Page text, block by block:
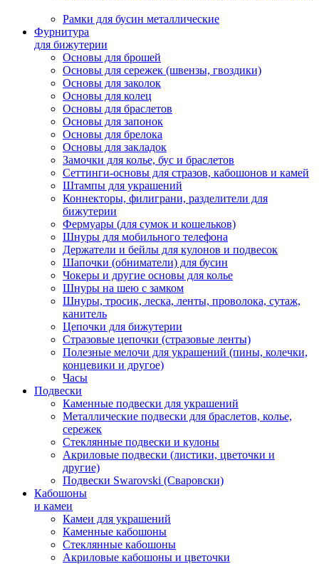
Рамки для бусин металлические
Фурнитура
для бижутерии
Основы для брошей
Основы для сережек (швензы, гвоздики)
Основы для заколок
Основы для колец
Основы для браслетов
Основы для запонок
Основы для брелока
Основы для закладок
Замочки для колье, бус и браслетов
Сеттинги-основы для стразов, кабошонов и камей
Штампы для украшений
Коннекторы, филиграни, разделители для
бижутерии
Фермуары (для сумок и кошельков)
Шнуры для мобильного телефона
Держатели и бейлы для кулонов и подвесок
Шапочки (обниматели) для бусин
Чокеры и другие основы для колье
Шнуры на шею с замком
Шнуры, тросик, леска, ленты, проволока, сутаж,
канитель
Цепочки для бижутерии
Стразовые цепочки (стразовые ленты)
Полезные мелочи для украшений (пины, колечки,
концевики и другое)
Часы
Подвески
Каменные подвески для украшений
Металлические подвески для браслетов, колье,
сережек
Стеклянные подвески и кулоны
Акриловые подвески (листики, цветочки и
другие)
Подвески Swarovski (Сваровски)
Кабошоны
и камеи
Камеи для украшений
Каменные кабошоны
Стеклянные кабошоны
Акриловые кабошоны и цветочки